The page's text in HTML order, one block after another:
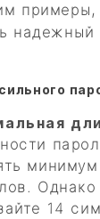
примеры,
надежный
14